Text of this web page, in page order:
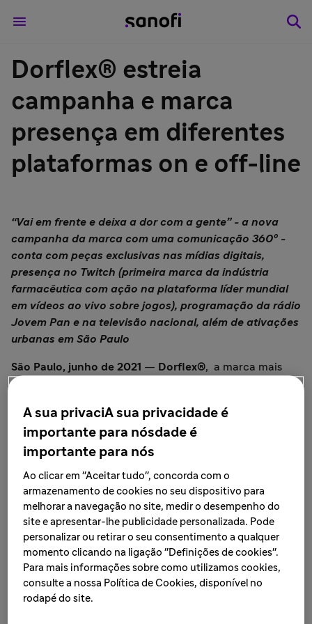
Dorflex® estreia
campanha e marca
presença em diferentes
plataformas on e off-line
“Vai em frente e deixa a dor com a gente” - a nova
campanha da marca com uma comunicação 360º -
conta com peças exclusivas nas mídias digitais,
presença no Twitch (primeira marca da indústria
farmacêutica com ação na plataforma líder mundial
em vídeos ao vivo sobre jogos), programação da rádio
Jovem Pan e na televisão nacional, além de ativações
urbanas em São Paulo
São Paulo, junho de 2021 — Dorflex®, a marca mais
vendida no mercado farmacêutico do País¹ e uma das
Healthcare (CHC), da Sanofi, lança a campanha “
frente e deixa a dor com a gente”. Com um propósito
conscientizador, a marca foca sua comunicação aos
ter uma vida mais saudável - destacando a importância
do equilíbrio entre correr atrás dos objetivos e o
autocuidado. Dorflex® age na dor e relaxa a tensão
muscular²para que as pessoas foquem no progresso
sem dor.
A nova campanha do analgésico estreou em maio com
presença em TV nacional, além de peças inéditas e
A sua privaciA sua privacidade é
importante para nósdade é
importante para nós
Ao clicar em "Aceitar tudo", concorda com o
armazenamento de cookies no seu dispositivo para
melhorar a navegação no site, medir o desempenho do
site e apresentar-lhe publicidade personalizada. Pode
personalizar ou retirar o seu consentimento a qualquer
momento clicando na ligação "Definições de cookies".
Para mais informações sobre como utilizamos cookies,
consulte a nossa Política de Cookies, disponível no
rodapé do site.